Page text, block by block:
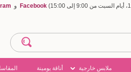
Facebook و
ملابس خارجية أناقة يومينة